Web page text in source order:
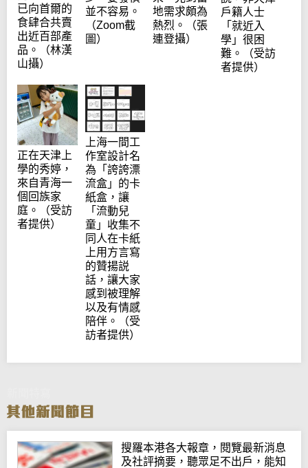
已向首爾的
食肆合共賣
出近百部產
品。（林漢
山攝）
並不容易。
（Zoom截
圖）
地需求頗為
熱烈。（張
連登攝）
戶籍人士
「就近入
學」很困
難。（受訪
者提供）
正在天津上
學的秀婷，
來自青海一
個回族家
庭。（受訪
者提供）
上海一間工
作室設計名
為「誇誇漂
流盒」的卡
紙盒，讓
「流動兒
童」收集不
同人在卡紙
上用方言寫
的贊揚説
話，讓大家
感到被理解
以及有情感
陪伴。（受
訪者提供）
搜羅本港各大報章，閱覽最新消息
及社評摘要，聽眾足不出戶，能知